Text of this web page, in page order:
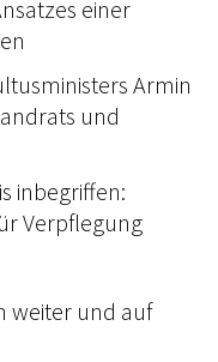
einer
Armin
und
inbegriffen:
Verpflegung
weiter und auf